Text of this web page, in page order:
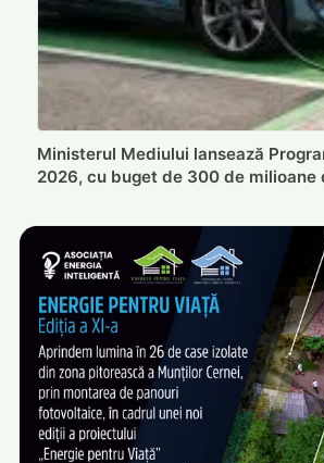
Ministerul Mediului lansează
2026, cu buget de 300 de milioane